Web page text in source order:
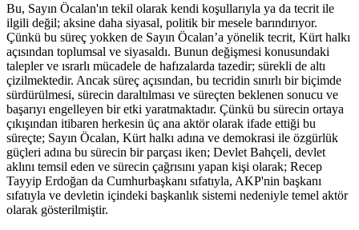
Bu, Sayın Öcalan'ın tekil olarak kendi koşullarıyla ya da tecrit ile
ilgili değil; aksine daha siyasal, politik bir mesele barındırıyor.
Çünkü bu süreç yokken de Sayın Öcalan’a yönelik tecrit, Kürt halkı
açısından toplumsal ve siyasaldı. Bunun değişmesi konusundaki
talepler ve ısrarlı mücadele de hafızalarda tazedir; sürekli de altı
çizilmektedir. Ancak süreç açısından, bu tecridin sınırlı bir biçimde
sürdürülmesi, sürecin daraltılması ve süreçten beklenen sonucu ve
başarıyı engelleyen bir etki yaratmaktadır. Çünkü bu sürecin ortaya
çıkışından itibaren herkesin üç ana aktör olarak ifade ettiği bu
süreçte; Sayın Öcalan, Kürt halkı adına ve demokrasi ile özgürlük
güçleri adına bu sürecin bir parçası iken; Devlet Bahçeli, devlet
aklını temsil eden ve sürecin çağrısını yapan kişi olarak; Recep
Tayyip Erdoğan da Cumhurbaşkanı sıfatıyla, AKP'nin başkanı
sıfatıyla ve devletin içindeki başkanlık sistemi nedeniyle temel aktör
olarak gösterilmiştir.